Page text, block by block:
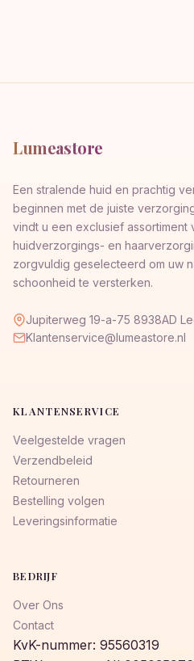
Lumeastore
Een stralende huid en prachtig
beginnen met de juiste
vindt u een exclusief assortiment
huidverzorgings- en
zorgvuldig geselecteerd om uw
schoonheid te versterken.
Jupiterweg 19-a-75 8938AD
Klantenservice@lumeastore.nl
KLANTENSERVICE
Veelgestelde vragen
Verzendbeleid
Retourneren
Bestelling volgen
Leveringsinformatie
BEDRIJF
Over Ons
Contact
KvK-nummer: 95560319